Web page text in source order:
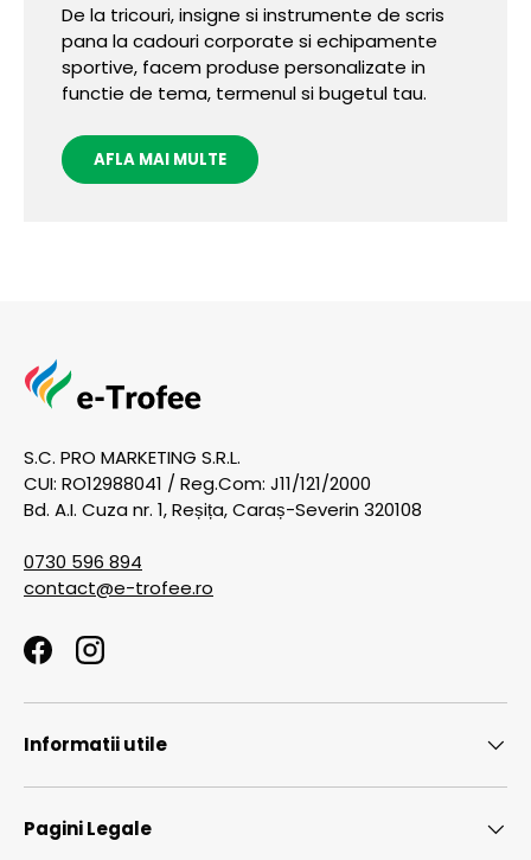
De la tricouri, insigne si instrumente de scris
pana la cadouri corporate si echipamente
sportive, facem produse personalizate in
functie de tema, termenul si bugetul tau.
AFLA MAI MULTE
S.C. PRO MARKETING S.R.L.
CUI: RO12988041 / Reg.Com: J11/121/2000
Bd. A.I. Cuza nr. 1, Reșița, Caraș-Severin 320108
0730 596 894
contact@e-trofee.ro
FacebookInstagram
Informatii utile
Pagini Legale